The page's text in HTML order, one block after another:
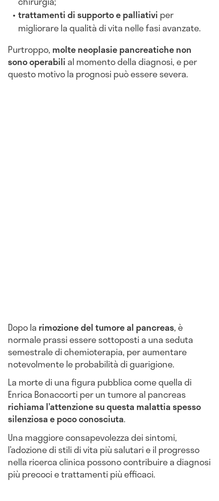
trattamenti di supporto e palliativi per
migliorare la qualità di vita nelle fasi avanzate.
Purtroppo, molte neoplasie pancreatiche non
sono operabili al momento della diagnosi, e per
questo motivo la prognosi può essere severa.
Dopo la rimozione del tumore al pancreas, è
normale prassi essere sottoposti a una seduta
semestrale di chemioterapia, per aumentare
notevolmente le probabilità di guarigione.
La morte di una figura pubblica come quella di
Enrica Bonaccorti per un tumore al pancreas
richiama l’attenzione su questa malattia spesso
silenziosa e poco conosciuta.
Una maggiore consapevolezza dei sintomi,
l’adozione di stili di vita più salutari e il progresso
nella ricerca clinica possono contribuire a diagnosi
più precoci e trattamenti più efficaci.